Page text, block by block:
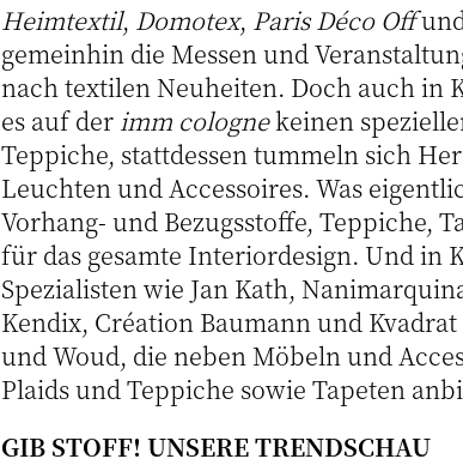
Heimtextil, Domotex, Paris Déco Off
gemeinhin die Messen und
nach textilen Neuheiten. Doch auch in
es auf der imm colognekeinen
Teppiche, stattdessen tummeln sich
Leuchten und Accessoires. Was
Vorhang- und Bezugsstoffe, Teppiche,
für das gesamte Interiordesign. Und in
Spezialisten wie Jan Kath,
Kendix, Création Baumann und
und Woud, die neben Möbeln und
Plaids und Teppiche sowie Tapeten
GIB STOFF! UNSERE TRENDSCHAU